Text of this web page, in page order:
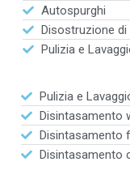
Autospurghi
Disostruzione
Pulizia e
Pulizia e
Disintasamento
Disintasamento
Disintasamento